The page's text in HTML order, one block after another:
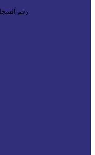
رقم السجل